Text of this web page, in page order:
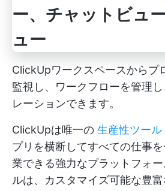
ClickUpワークスペースからプ
監視し、ワークフローを管理
レーションできます。
ClickUpは唯一の 生産性ツール
プリを横断してすべての仕事
業できる強力なプラットフォ
ルは、カスタマイズ可能な豊